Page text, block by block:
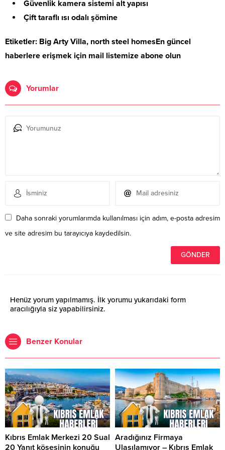
Güvenlik kamera sistemi alt yapısı
Çift taraflı ısı odalı şömine
Etiketler: Big Arty Villa, north steel homesEn güncel
haberlere erişmek için mail listemize abone olun
Yorumlar
Daha sonraki yorumlarımda kullanılması için adım, e-posta adresim
ve site adresim bu tarayıcıya kaydedilsin.
Henüz yorum yapılmamış. İlk yorumu yukarıdaki form
aracılığıyla siz yapabilirsiniz.
Benzer Konular
Kıbrıs Emlak Merkezi 20 Sual
20 Yanıt köşesinin konuğu
Aradığınız Firmaya
Ulaşılamıyor – Kıbrıs Emlak